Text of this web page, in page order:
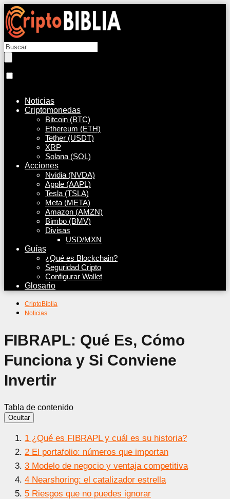
Noticias
Criptomonedas
Bitcoin (BTC)
Ethereum (ETH)
Tether (USDT)
XRP
Solana (SOL)
Acciones
Nvidia (NVDA)
Apple (AAPL)
Tesla (TSLA)
Meta (META)
Amazon (AMZN)
Bimbo (BMV)
Divisas
USD/MXN
Guías
¿Qué es Blockchain?
Seguridad Cripto
Configurar Wallet
Glosario
CriptoBiblia
Noticias
FIBRAPL: Qué Es, Cómo
Funciona y Si Conviene
Invertir
Tabla de contenido
Ocultar
1 ¿Qué es FIBRAPL y cuál es su historia?
2 El portafolio: números que importan
3 Modelo de negocio y ventaja competitiva
4 Nearshoring: el catalizador estrella
5 Riesgos que no puedes ignorar